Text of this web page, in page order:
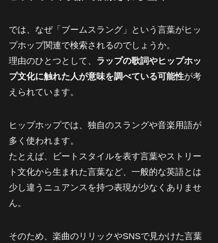
では、なぜ「ブームスラング」という言葉がヒッ
プホップ関連で検索されるのでしょうか。
理由のひとつとして、
ラップの歌詞やヒップホッ
プ文化に触れた人が意味を調べている可能性が考
えられています。
ヒップホップでは、独自のスラングや音楽用語が
多く使われます。
たとえば、ビートスタイルを表す言葉やストリー
ト文化から生まれた言葉など、一般的な英語とは
少し違うニュアンスを持つ表現が少なくありませ
ん。
そのため、楽曲のリリックやSNSで見かけた言葉